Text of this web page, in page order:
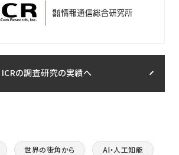
ICRの調査研究の実績へ
世界の街角から AI・人工知能